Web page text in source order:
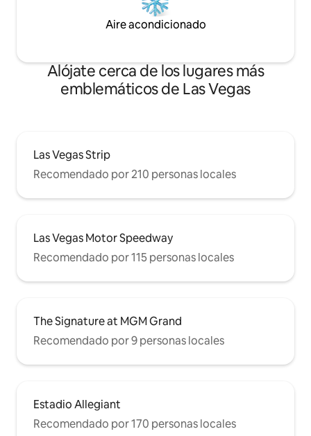
Aire acondicionado
Alójate cerca de los lugares más
emblemáticos de Las Vegas
Las Vegas Strip
Recomendado por 210 personas locales
Las Vegas Motor Speedway
Recomendado por 115 personas locales
The Signature at MGM Grand
Recomendado por 9 personas locales
Estadio Allegiant
Recomendado por 170 personas locales